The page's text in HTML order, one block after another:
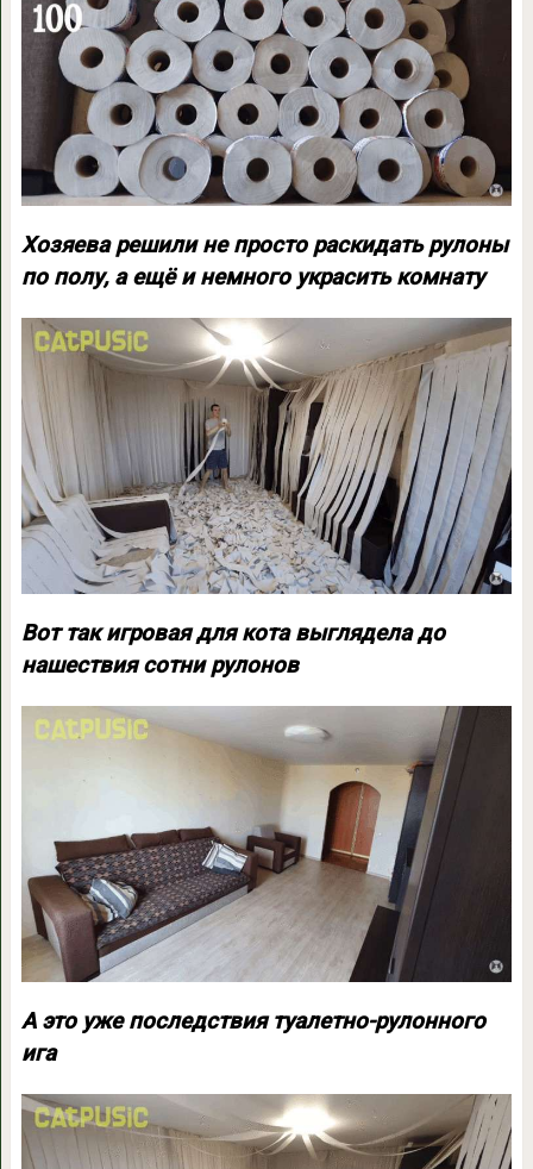
Хозяева решили не просто раскидать рулоны
по полу, а ещё и немного украсить комнату
Вот так игровая для кота выглядела до
нашествия сотни рулонов
А это уже последствия туалетно-рулонного
ига